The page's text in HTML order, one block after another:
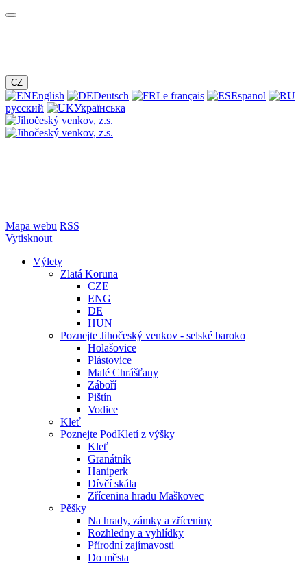
CZ
English Deutsch Le français
Espanol
русский
Українська
Mapa webu RSS
Vytisknout
Výlety
Zlatá Koruna
CZE
ENG
DE
HUN
Poznejte Jihočeský venkov - selské baroko
Holašovice
Plástovice
Malé Chrášťany
Záboří
Pištín
Vodice
Kleť
Poznejte PodKletí z výšky
Kleť
Granátník
Haniperk
Dívčí skála
Zřícenina hradu Maškovec
Pěšky
Na hrady, zámky a zříceniny
Rozhledny a vyhlídky
Přírodní zajímavosti
Do města